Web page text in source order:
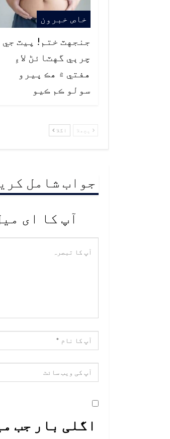
خاص خبرون
جنجهٽ ختم! پيٽ جي
چرٻي گهٽائڻ لاءِ
هفتي ۾ هڪ ڀيرو
سولو ڪم ڪيو
پچھلا اگلا
جواب شامل
آپ کا ای
اگلی بار جب